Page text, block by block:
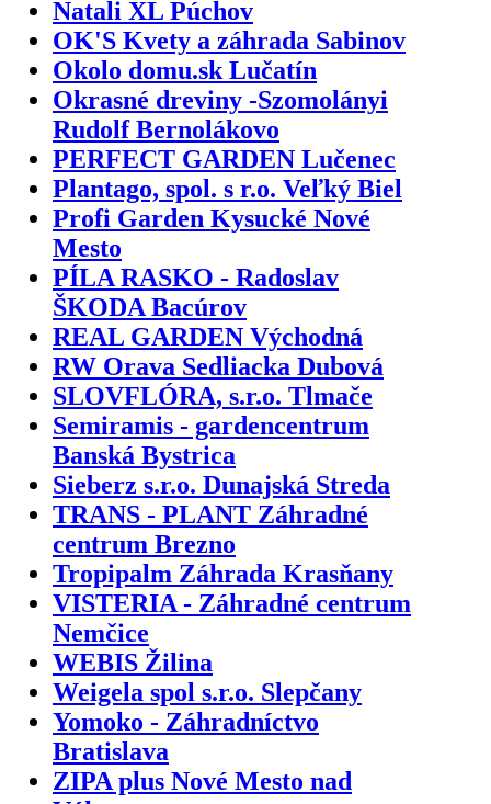
Natali XL Púchov
OK'S Kvety a záhrada Sabinov
Okolo domu.sk Lučatín
Okrasné dreviny -Szomolányi
Rudolf Bernolákovo
PERFECT GARDEN Lučenec
Plantago, spol. s r.o. Veľký Biel
Profi Garden Kysucké Nové
Mesto
PÍLA RASKO - Radoslav
ŠKODA Bacúrov
REAL GARDEN Východná
RW Orava Sedliacka Dubová
SLOVFLÓRA, s.r.o. Tlmače
Semiramis - gardencentrum
Banská Bystrica
Sieberz s.r.o. Dunajská Streda
TRANS - PLANT Záhradné
centrum Brezno
Tropipalm Záhrada Krasňany
VISTERIA - Záhradné centrum
Nemčice
WEBIS Žilina
Weigela spol s.r.o. Slepčany
Yomoko - Záhradníctvo
Bratislava
ZIPA plus Nové Mesto nad